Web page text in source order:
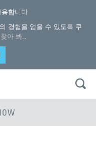
용합니다
경험을 얻을 수 있도록 쿠
아 봐..